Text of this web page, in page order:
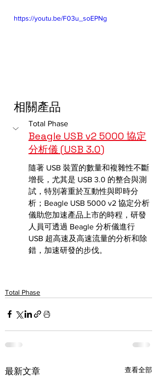
https://youtu.be/F03u_soEPNg
相關產品
Total Phase
Beagle USB v2 5000 協定
分析儀 (USB 3.0)
隨著 USB 裝置的數量和複雜性不斷
增長，尤其是 USB 3.0 的整合與測
試，特別著重於互動性與即時分
析；Beagle USB 5000 v2 協定分析
儀助您加速產品上市的時程，研發
人員可透過 Beagle 分析儀進行
USB 超高速及高速流量的分析和除
錯，加速研發的步伐。
Total Phase
最新文章 查看全部